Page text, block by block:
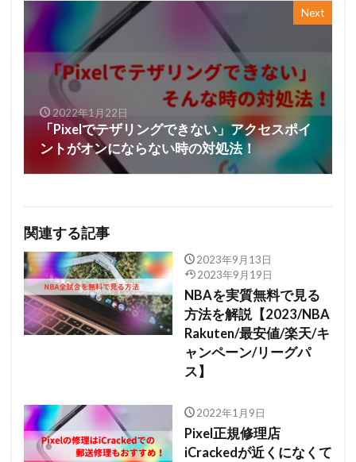
Next
2022年1月22日
「Pixelでテザリングできない」アクセスポイ
ントがオンにならない時の対処法！
関連する記事
2023年9月13日
2023年9月19日
NBAを実質無料で見る
方法を解説【2023/NBA
Rakuten/最安値/楽天/キ
ャンペーン/リーグパ
ス】
2022年1月9日
Pixel正規修理店
iCrackedが近くになくて